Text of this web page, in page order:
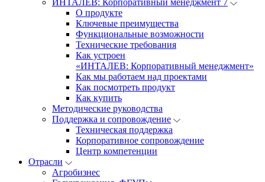
ИНТАЛЕВ: Корпоративный менеджмент 7
О продукте
Ключевые преимущества
Функциональные возможности
Технические требования
Как устроен
«ИНТАЛЕВ: Корпоративный менеджмент»
Как мы работаем над проектами
Как посмотреть продукт
Как купить
Методические руководства
Поддержка и сопровождение
Техническая поддержка
Корпоративное сопровождение
Центр компетенции
Отрасли
Агробизнес